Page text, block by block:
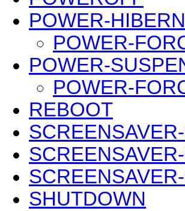
POWER-
POWER-
POWER-
POWER-
REBOOT
SHUTDOWN